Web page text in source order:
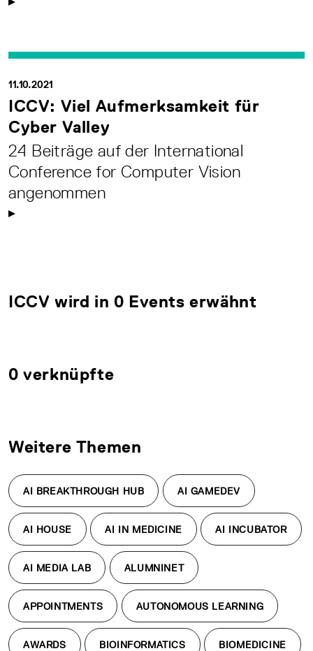
11.10.2021
ICCV: Viel Aufmerksamkeit für
Cyber Valley
24 Beiträge auf der International
Conference for Computer Vision
angenommen
ICCV wird in 0 Events erwähnt
0 verknüpfte
Weitere Themen
AI BREAKTHROUGH HUB AI GAMEDEV
AI HOUSE AI IN MEDICINE AI INCUBATOR
AI MEDIA LAB ALUMNINET
APPOINTMENTS AUTONOMOUS LEARNING
AWARDS BIOINFORMATICS BIOMEDICINE